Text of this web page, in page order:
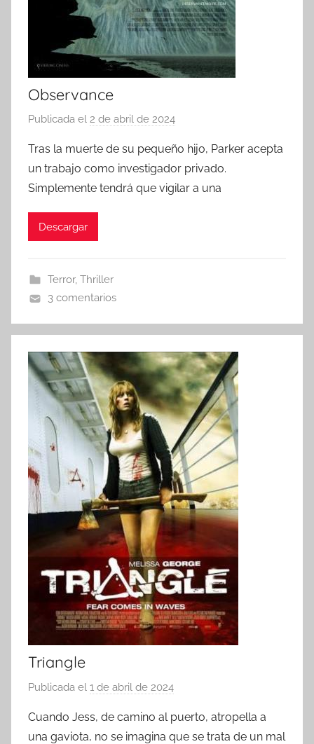
Observance
Publicada el 2 de abril de 2024
r
Tras la muerte de su pequeño hijo, Parker acepta
un trabajo como investigador privado.
Simplemente tendrá que vigilar a una
Descargar
Terror, Thriller
3 comentarios
Triangle
Publicada el 1 de abril de 2024
r
Cuando Jess, de camino al puerto, atropella a
una gaviota, no se imagina que se trata de un mal